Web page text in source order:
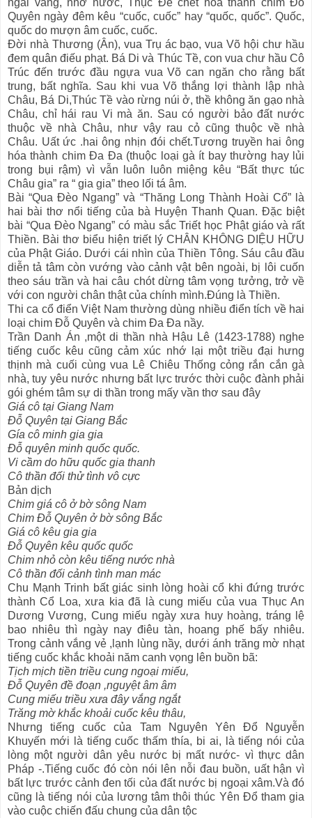
ngai vàng, nhớ nước, Thục Đế chết hóa thành chim Đỗ
Quyên ngày đêm kêu “cuốc, cuốc” hay “quốc, quốc”. Quốc,
quốc do mượn âm cuốc, cuốc.
Đời nhà Thương (Ân), vua Trụ ác bạo, vua Võ hội chư hầu
đem quân điếu phạt. Bá Di và Thúc Tề, con vua chư hầu Cô
Trúc đến trước đầu ngựa vua Võ can ngăn cho rằng bất
trung, bất nghĩa. Sau khi vua Võ thắng lợi thành lập nhà
Châu, Bá Di,Thúc Tề vào rừng núi ở, thề không ăn gạo nhà
Châu, chỉ hái rau Vi mà ăn. Sau có người bảo đất nước
thuộc về nhà Châu, như vậy rau cỏ cũng thuộc về nhà
Châu. Uất ức .hai ông nhịn đói chết.Tương truyền hai ông
hóa thành chim Đa Đa (thuộc loại gà ít bay thường hay lủi
trong bụi rậm) vì vẫn luôn luôn miệng kêu “Bất thực túc
Châu gia” ra “ gia gia” theo lối tá âm.
Bài “Qua Đèo Ngang” và “Thăng Long Thành Hoài Cổ” là
hai bài thơ nổi tiếng của bà Huyện Thanh Quan. Đặc biệt
bài “Qua Đèo Ngang” có màu sắc Triết học Phật giáo và rất
Thiền. Bài thơ biểu hiện triết lý CHÂN KHÔNG DIỆU HỮU
của Phật Giáo. Dưới cái nhìn của Thiền Tông. Sáu câu đầu
diễn tả tâm còn vướng vào cảnh vật bên ngoài, bị lôi cuốn
theo sáu trần và hai câu chót dừng tâm vọng tưởng, trở về
với con người chân thật của chính mình.Đúng là Thiền.
Thi ca cổ điển Việt Nam thường dùng nhiều điển tích về hai
loại chim Đỗ Quyên và chim Đa Đa nầy.
Trần Danh Án ,một di thần nhà Hậu Lê (1423-1788) nghe
tiếng cuốc kêu cũng cảm xúc nhớ lại một triều đại hưng
thịnh mà cuối cùng vua Lê Chiêu Thống cỏng rắn cắn gà
nhà, tuy yêu nước nhưng bất lực trước thời cuộc đành phải
gói ghém tâm sự di thần trong mấy vần thơ sau đây
Giá cô tại Giang Nam
Đỗ Quyên tại Giang Bắc
Gía cô minh gia gia
Đỗ quyên minh quốc quốc.
Vi cầm do hữu quốc gia thanh
Cô thần đối thử tình vô cực
Bản dịch
Chim giá cô ở bờ sông Nam
Chim Đỗ Quyên ở bờ sông Bắc
Giá cô kêu gia gia
Đỗ Quyên kêu quốc quốc
Chim nhỏ còn kêu tiếng nước nhà
Cô thần đối cảnh tình man mác
Chu Mạnh Trinh bất giác sinh lòng hoài cổ khi đứng trước
thành Cổ Loa, xưa kia đã là cung miếu của vua Thục An
Dương Vương, Cung miếu ngày xưa huy hoàng, tráng lệ
bao nhiêu thì ngày nay điêu tàn, hoang phế bấy nhiêu.
Trong cảnh vắng vẻ ,lạnh lùng nầy, dưới ánh trăng mờ nhạt
tiếng cuốc khắc khoải năm canh vọng lên buồn bã:
Tịch mịch tiền triều cung ngoại miếu,
Đỗ Quyên đề đoạn ,nguyệt âm âm
Cung miếu triều xưa đây vắng ngắt
Trăng mờ khắc khoải cuốc kêu thâu,
Nhưng tiếng cuốc của Tam Nguyên Yên Đổ Nguyễn
Khuyến mới là tiếng cuốc thấm thía, bi ai, là tiếng nói của
lòng một người dân yêu nước bị mất nước- vì thực dân
Pháp -.Tiếng cuốc đó còn nói lên nỗi đau buồn, uất hận vì
bất lực trước cảnh đen tối của đất nước bị ngoại xâm.Và đó
cũng là tiếng nói của lương tâm thôi thúc Yên Đổ tham gia
vào cuộc chiến đấu chung của dân tộc